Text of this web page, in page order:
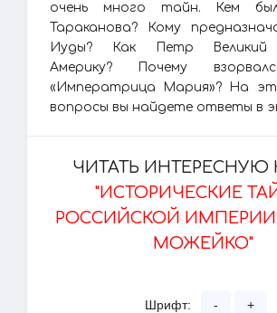
очень много тайн. Кем
Тараканова? Кому
Иуды? Как Петр Великий
Америку? Почему
«Императрица Мария»? На
вопросы вы найдете ответы в
ЧИТАТЬ ИНТЕРЕСНУЮ
"ИСТОРИЧЕСКИЕ
РОССИЙСКОЙ ИМПЕРИИ
МОЖЕЙКО"
Шрифт: - +